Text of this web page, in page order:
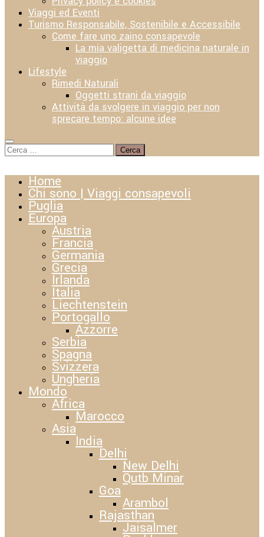
Viaggi ed Eventi
Turismo Responsabile, Sostenibile e Accessibile
Come fare uno zaino consapevole
La mia valigetta di medicina naturale in
viaggio
Lifestyle
Rimedi Naturali
Oggetti strani da viaggio
Attività da svolgere in viaggio per non
sprecare tempo: alcune idee
Ricerca
per:
Home
Chi sono | Viaggi consapevoli
Puglia
Europa
Austria
Francia
Germania
Grecia
Irlanda
Italia
Liechtenstein
Portogallo
Azzorre
Serbia
Spagna
Svizzera
Ungheria
Mondo
Africa
Marocco
Asia
India
Delhi
New Delhi
Qutb Minar
Goa
Arambol
Rajasthan
Jaisalmer